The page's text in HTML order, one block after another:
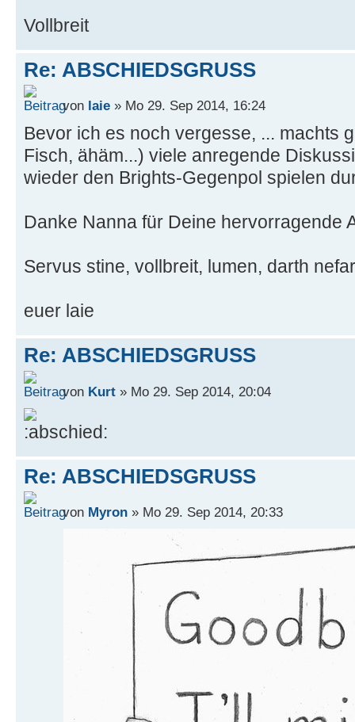
Vollbreit
Re: ABSCHIEDSGRUSS
von laie » Mo 29. Sep 2014, 16:24
Bevor ich es noch vergesse, ... machts
Fisch, ähäm...) viele anregende
wieder den Brights-Gegenpol spielen
Danke Nanna für Deine hervorragende
Servus stine, vollbreit, lumen, darth
euer laie
Re: ABSCHIEDSGRUSS
von Kurt » Mo 29. Sep 2014, 20:04
Re: ABSCHIEDSGRUSS
von Myron » Mo 29. Sep 2014, 20:33